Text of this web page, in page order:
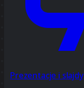
Prezentacje i slajdy